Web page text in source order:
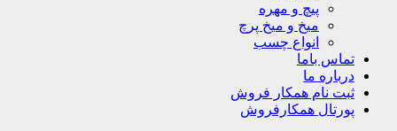
پیچ و مهره
میخ و میخ پرچ
انواع چسب
تماس باما
درباره ما
ثبت نام همکار فروش
پورتال همکارفروش